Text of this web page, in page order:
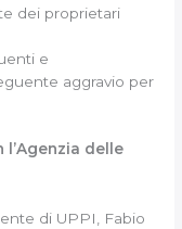
dei proprietari
e
aggravio per
l’Agenzia delle
di UPPI, Fabio